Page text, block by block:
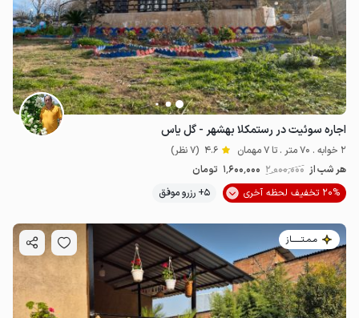
اجاره سوئیت در رستمکلا بهشهر - گل یاس
2 خوابه . 70 متر . تا 7 مهمان 4.6 (7 نظر)
هر شب از 2٬000٬000 1٬600٬000 تومان
20% تخفیف لحظه آخری
5+ رزرو موفق
مـمـتــــــاز